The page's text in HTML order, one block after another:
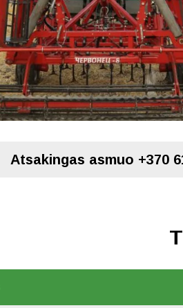
Atsakingas asmuo +370